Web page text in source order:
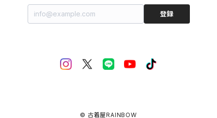
登録
© 古着屋RAINBOW